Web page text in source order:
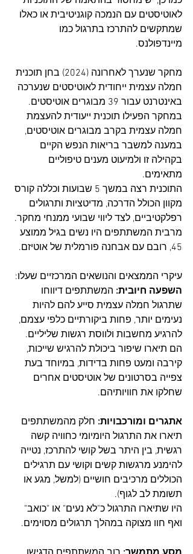
לאוטיסטים עם הנמכה קוגניטיבית או כאלו
שמתקשים להתרכז בתרגול כמו
מיינדפולנס.
מחקר שנערך לאחרונה (2024) בחן תוכנית
חמלה עצמית ייחודית לאוטיסטים שנערכה
באינטרנט עבור 39 מבוגרים אוטיסטים.
במחקר הפעילו תוכנית ייעודית להעצמת
חמלה עצמית בקרב מבוגרים אוטיסטים,
במענה למשבר בריאות הנפש הקיים
בקהילה זו ולמיעוט מענים טיפוליים
מתאימים.
התוכנית רצה במשך 5 שבועות וכללה קורס
מקוון הכולל הדרכה, מדיטציות ותרגולים
רפלקטיביים, לצד ליווי שבועי ממנחי מחקר.
מרבית המשתתפים היו נשים בגיל ממוצע
45, רובם עם אבחנה פורמלית של אוטיזם.
עיקרי הממצאים והנושאים המרכזיים שעלו:
השפעה חיובית: המשתתפים דיווחו
שתרגול חמלה עצמית סייע להם להיות
נעימים יותר, פחות ביקורתיים כלפי עצמם,
להרגיע מחשבות ולווסת רגשות שליליים.
הם תיארו שיפור ביכולת להרגיש שייכות,
קירבה ומעט פחות בדידות, במיוחד בעת
צפייה בסרטונים של אוטיסטים אחרים
שחלקו את חוויותיהם.
אתגרים ומורכבויות: חלק מהמשתתפים
תיארו את התרגול היומיומי כחוויה קשה
רגשית, בין היתר בשל קושי להתרכז, נטייה
להימנע מרגשות קשים וקושי עם תרגילים
הכוללים מרכיבים חושיים (למשל, מגע או
תשומת לב לגוף).
היו שתיארו התרגול כ"לא נעים" או "כואב"
ואף חוו מצוקה במהלך תרגולים מסוימים.